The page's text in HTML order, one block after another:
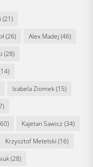
(21)
(26) Alex Madej (46)
(28)
Izabela Ziomek(15)
Kajetan Sawicz (34)
Krzysztof Metelski (16)
(28)